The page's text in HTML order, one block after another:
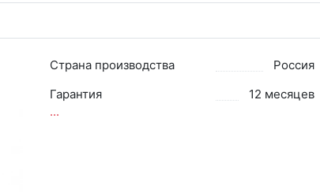
Страна производства
Россия
Гарантия
12 месяцев
...